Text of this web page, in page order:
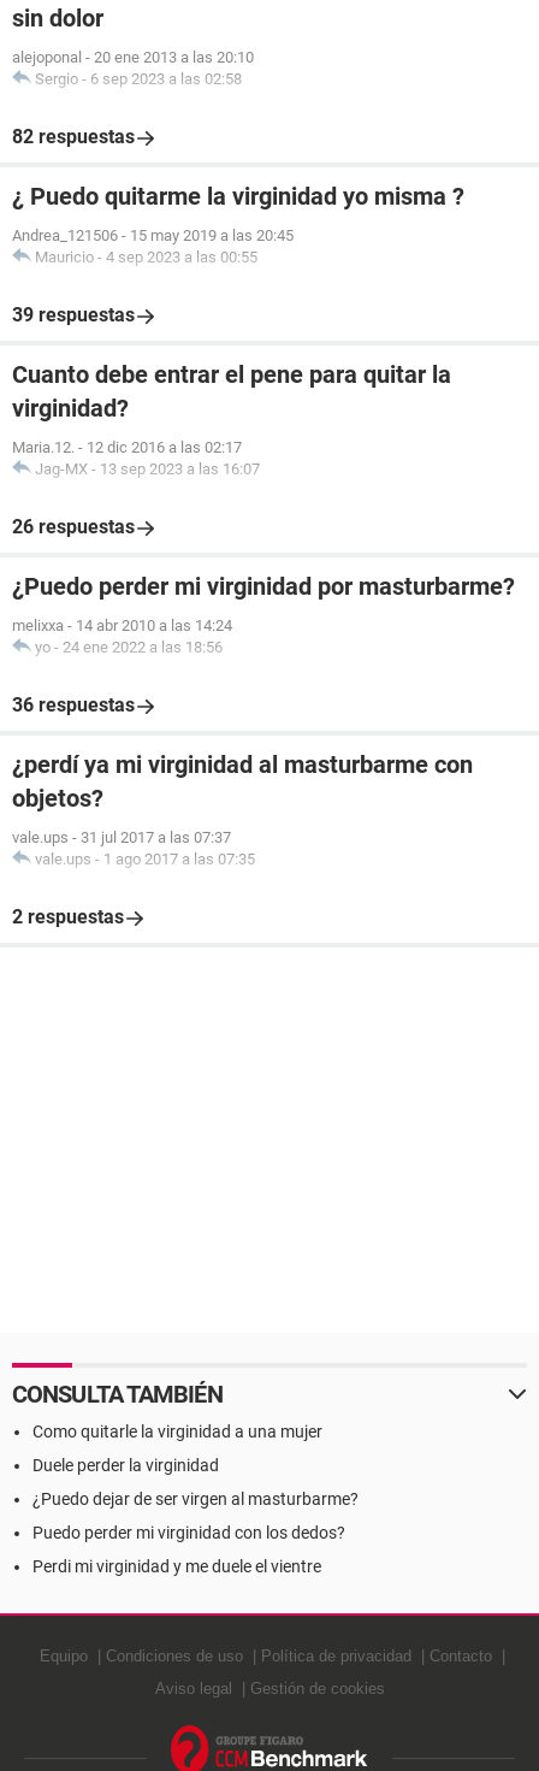
sin dolor
alejoponal - 20 ene 2013 a las 20:10
Sergio - 6 sep 2023 a las 02:58
82 respuestas
¿ Puedo quitarme la virginidad yo misma ?
Andrea_121506 - 15 may 2019 a las 20:45
Mauricio - 4 sep 2023 a las 00:55
39 respuestas
Cuanto debe entrar el pene para quitar la
virginidad?
Maria.12. - 12 dic 2016 a las 02:17
Jag-MX - 13 sep 2023 a las 16:07
26 respuestas
¿Puedo perder mi virginidad por masturbarme?
melixxa - 14 abr 2010 a las 14:24
yo - 24 ene 2022 a las 18:56
36 respuestas
¿perdí ya mi virginidad al masturbarme con
objetos?
vale.ups - 31 jul 2017 a las 07:37
vale.ups - 1 ago 2017 a las 07:35
2 respuestas
CONSULTA TAMBIÉN
Como quitarle la virginidad a una mujer
Duele perder la virginidad
¿Puedo dejar de ser virgen al masturbarme?
Puedo perder mi virginidad con los dedos?
Perdi mi virginidad y me duele el vientre
Equipo Condiciones de uso Política de privacidad
Contacto
Aviso legal
Gestión de cookies